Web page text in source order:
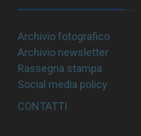
Archivio fotografico
Archivio newsletter
Rassegna stampa
Social media policy
CONTATTI